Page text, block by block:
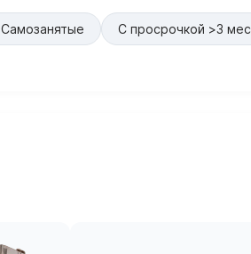
Самозанятые С просрочкой >3 мес